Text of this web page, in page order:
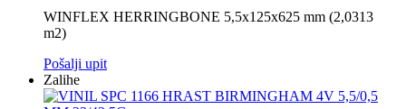
WINFLEX HERRINGBONE 5,5x125x625 mm (2,0313
m2)
Pošalji upit
Zalihe